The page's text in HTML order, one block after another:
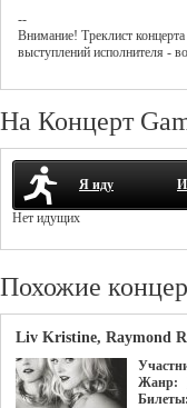
--
Внимание! Треклист концерта
выступлений исполнителя -
На Концерт
Я иду
Нет идущих
Похожие
Liv Kristine, Raymond
Жанр:
Билеты: